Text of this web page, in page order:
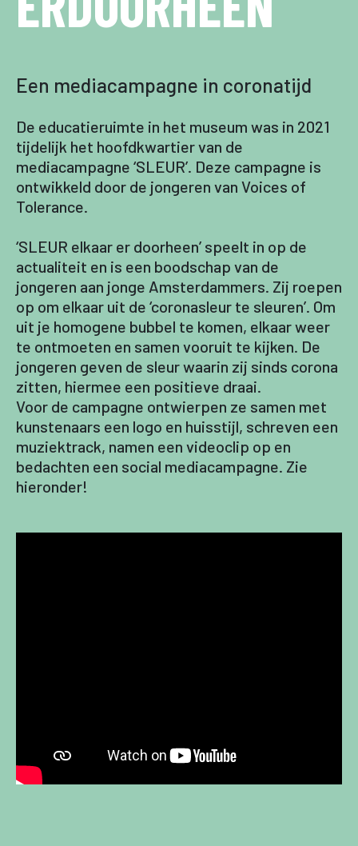
Een mediacampagne in coronatijd
De educatieruimte in het museum was in 2021
tijdelijk het hoofdkwartier van de
mediacampagne ‘SLEUR’. Deze campagne is
ontwikkeld door de jongeren van Voices of
Tolerance.
‘SLEUR elkaar er doorheen’ speelt in op de
actualiteit en is een boodschap van de
jongeren aan jonge Amsterdammers. Zij roepen
op om elkaar uit de ‘coronasleur te sleuren’. Om
uit je homogene bubbel te komen, elkaar weer
te ontmoeten en samen vooruit te kijken. De
jongeren geven de sleur waarin zij sinds corona
zitten, hiermee een positieve draai.
Voor de campagne ontwierpen ze samen met
kunstenaars een logo en huisstijl, schreven een
muziektrack, namen een videoclip op en
bedachten een social mediacampagne. Zie
hieronder!